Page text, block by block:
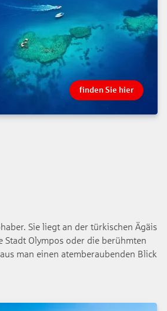
finden Sie hier
Sie liegt an der türkischen Ägäis
Stadt Olympos oder die berühmten
man einen atemberaubenden Blick